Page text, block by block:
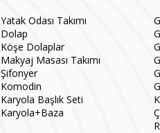
Yatak Odası Takımı
Dolap
Köşe Dolaplar
Makyaj Masası Takımı
Şifonyer
Komodin
Karyola Başlık Seti
Karyola+Baza